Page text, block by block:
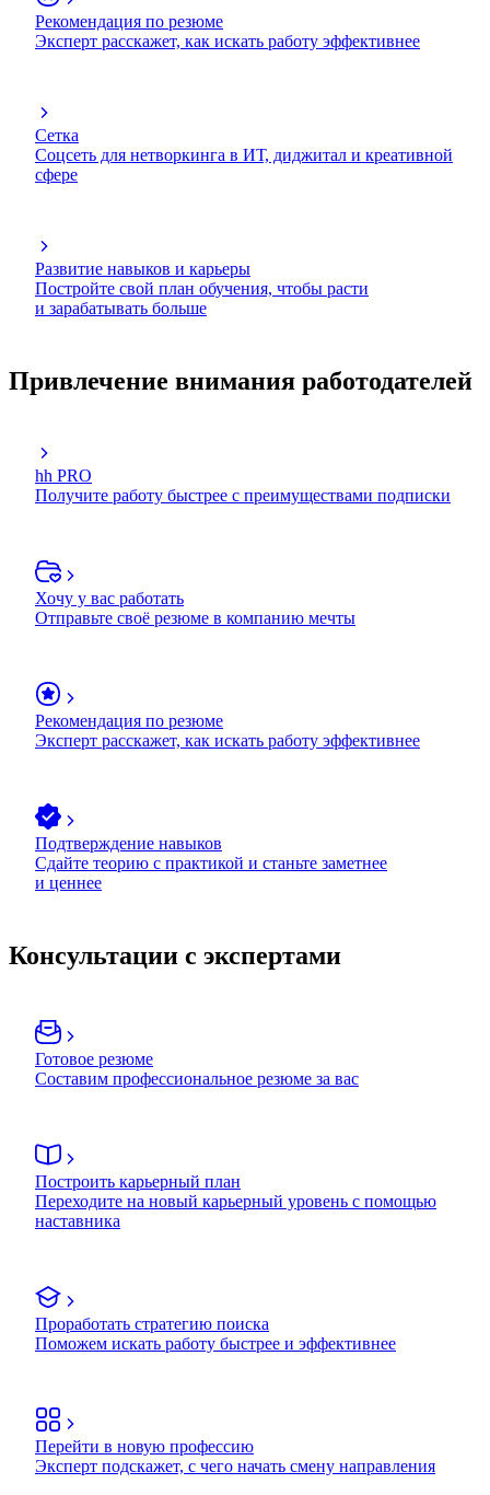
Рекомендация по резюме
Эксперт расскажет, как искать работу эффективнее
Сетка
Соцсеть для нетворкинга в ИТ, диджитал и креативной
сфере
Развитие навыков и карьеры
Постройте свой план обучения, чтобы расти
и зарабатывать больше
Привлечение внимания работодателей
hh PRO
Получите работу быстрее с преимуществами подписки
Хочу у вас работать
Отправьте своё резюме в компанию мечты
Рекомендация по резюме
Эксперт расскажет, как искать работу эффективнее
Подтверждение навыков
Сдайте теорию с практикой и станьте заметнее
и ценнее
Консультации с экспертами
Готовое резюме
Составим профессиональное резюме за вас
Построить карьерный план
Переходите на новый карьерный уровень с помощью
наставника
Проработать стратегию поиска
Поможем искать работу быстрее и эффективнее
Перейти в новую профессию
Эксперт подскажет, с чего начать смену направления